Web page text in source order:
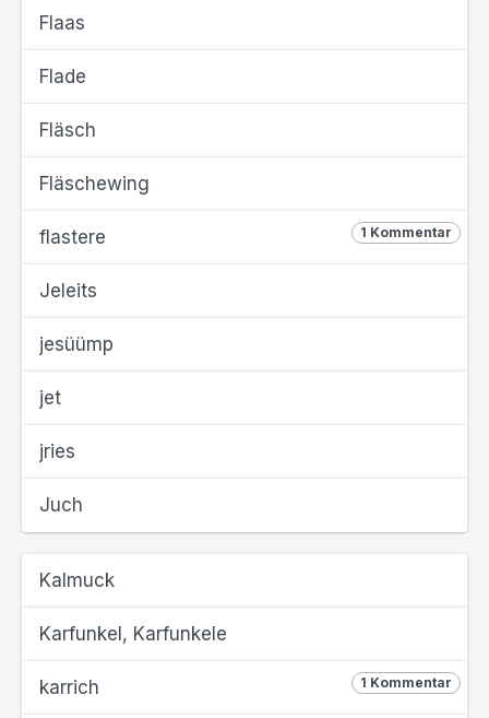
Flaas
Flade
Fläsch
Fläschewing
1 Kommentar
flastere
Jeleits
jesüümp
jet
jries
Juch
Kalmuck
Karfunkel, Karfunkele
1 Kommentar
karrich